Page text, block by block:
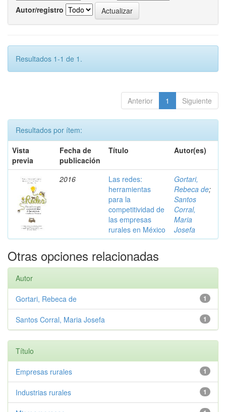
Autor/registro
Resultados 1-1 de 1.
Anterior 1 Siguiente
Resultados por ítem:
Vista
previa
Fecha de
publicación
Título Autor(es)
2016
Las redes:
herramientas
para la
competitividad de
las empresas
rurales en México
Gortari,
Rebeca de;
Santos
Corral,
Maria
Josefa
Otras opciones relacionadas
Autor
1
Gortari, Rebeca de
1
Santos Corral, Maria Josefa
Título
1
Empresas rurales
1
Industrias rurales